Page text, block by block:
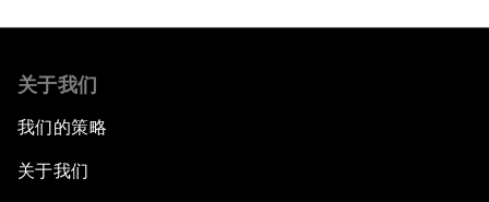
关于我们
我们的策略
关于我们